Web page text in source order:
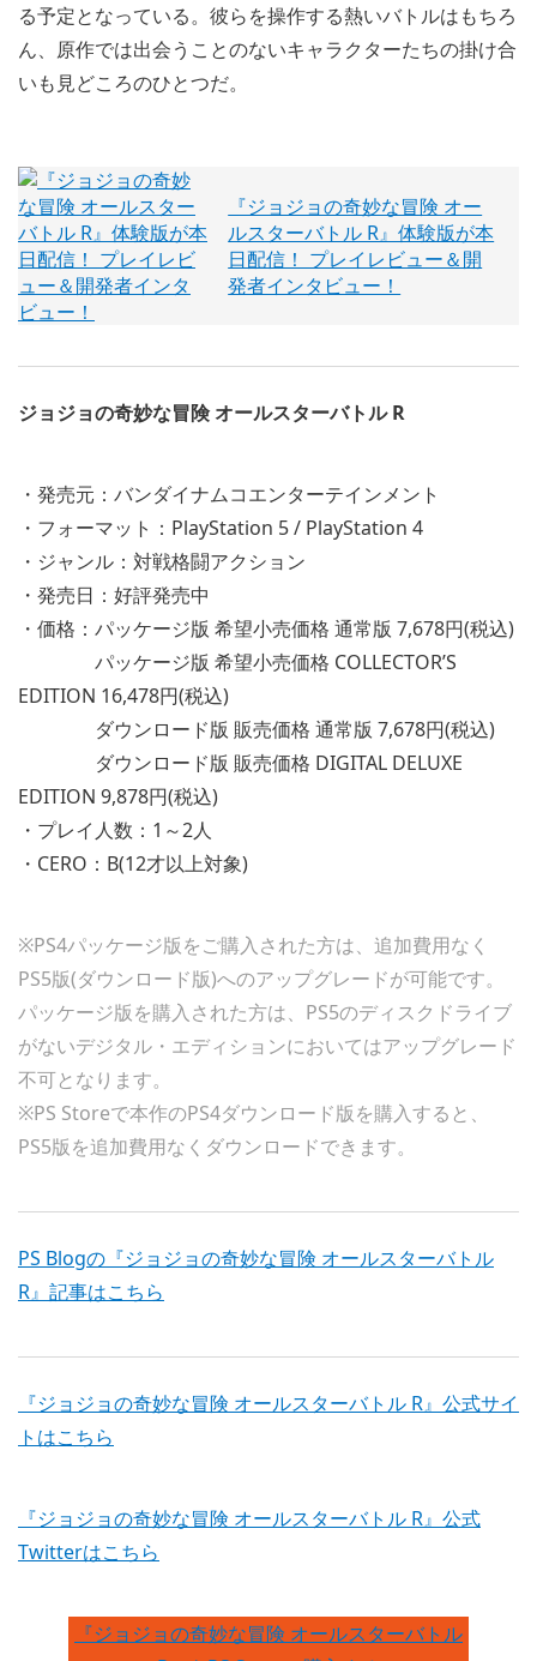
る予定となっている。彼らを操作する熱いバトルはもちろ
ん、原作では出会うことのないキャラクターたちの掛け合
いも見どころのひとつだ。
『ジョジョの奇妙な冒険 オー
ルスターバトル R』体験版が本
日配信！ プレイレビュー＆開
発者インタビュー！
ジョジョの奇妙な冒険 オールスターバトル R
・発売元：バンダイナムコエンターテインメント
・フォーマット：PlayStation 5 / PlayStation 4
・ジャンル：対戦格闘アクション
・発売日：好評発売中
・価格：パッケージ版 希望小売価格 通常版 7,678円(税込)
パッケージ版 希望小売価格 COLLECTOR’S
EDITION 16,478円(税込)
ダウンロード版 販売価格 通常版 7,678円(税込)
ダウンロード版 販売価格 DIGITAL DELUXE
EDITION 9,878円(税込)
・プレイ人数：1～2人
・CERO：B(12才以上対象)
※PS4パッケージ版をご購入された方は、追加費用なく
PS5版(ダウンロード版)へのアップグレードが可能です。
パッケージ版を購入された方は、PS5のディスクドライブ
がないデジタル・エディションにおいてはアップグレード
不可となります。
※PS Storeで本作のPS4ダウンロード版を購入すると、
PS5版を追加費用なくダウンロードできます。
PS Blogの『ジョジョの奇妙な冒険 オールスターバトル
R』記事はこちら
『ジョジョの奇妙な冒険 オールスターバトル R』公式サイ
トはこちら
『ジョジョの奇妙な冒険 オールスターバトル R』公式
Twitterはこちら
『ジョジョの奇妙な冒険 オールスターバトル